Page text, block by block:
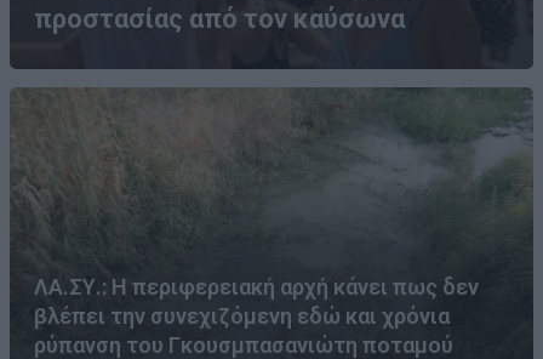
προστασίας από τον καύσωνα
ΛΑ.ΣΥ.: Η περιφερειακή αρχή κάνει πως δεν
βλέπει την συνεχιζόμενη εδώ και χρόνια
ρύπανση του Γκουσμπασανιώτη ποταμού